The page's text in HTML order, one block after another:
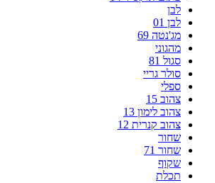
לבן
לבן 01
מג'נטה 69
מהגוני
סגול 81
סולר גריי
ספלי
צהוב 15
צהוב לימון 13
צהוב קנרית 12
שחור
שחור 71
שקוף
תכלת